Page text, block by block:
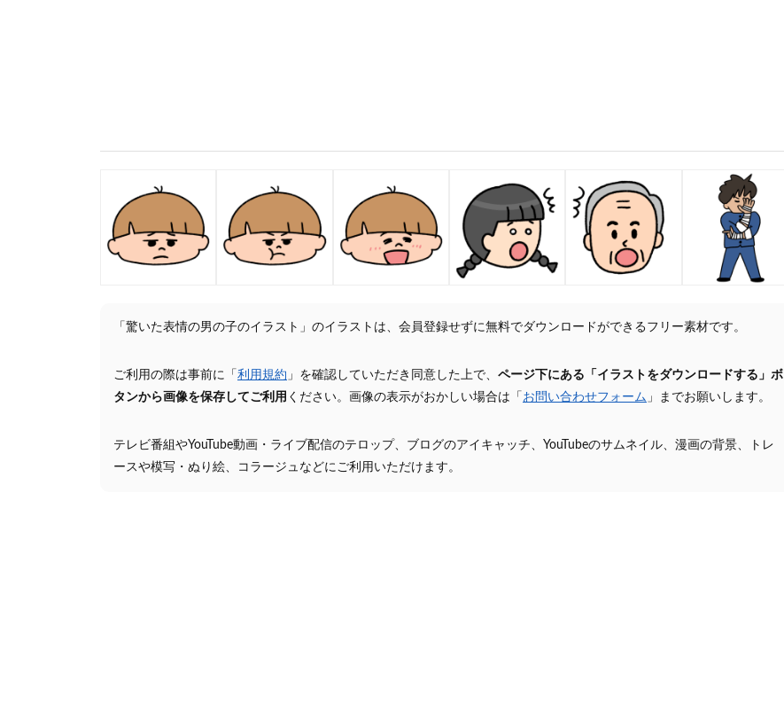
「驚いた表情の男の子のイラスト」のイラストは、会員登録せずに無料でダウンロードができるフリー素材です。
ご利用の際は事前に「 利用規約 」を確認していただき同意した上で、 ページ下にある「イラストをダウンロードする」ボ
タンから画像を保存してご利用 ください。画像の表示がおかしい場合は「 お問い合わせフォーム 」までお願いします。
テレビ番組やYouTube動画・ライブ配信のテロップ、ブログのアイキャッチ、YouTubeのサムネイル、漫画の背景、トレ
ースや模写・ぬり絵、コラージュなどにご利用いただけます。